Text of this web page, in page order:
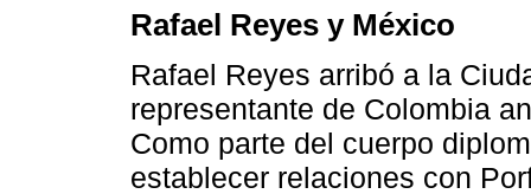
Rafael Reyes y México
Rafael Reyes arribó a la
representante de Colombia
Como parte del cuerpo
establecer relaciones con